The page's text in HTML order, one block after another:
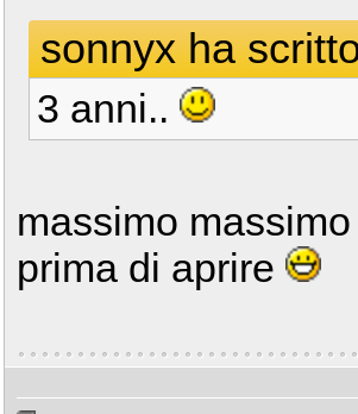
sonnyx ha
3 anni..
massimo
prima di aprire